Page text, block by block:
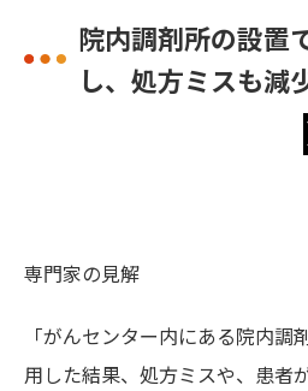
院内調剤所の設置
し、処方ミスも減
専門家の見解
「がんセンター内にある院内
用した結果、処方ミスや、患者